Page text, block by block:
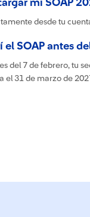
mi SOAP
desde tu
el SOAP antes
del 7 de febrero, tu
el 31 de marzo de